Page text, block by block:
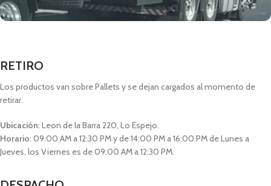
RETIRO
Los productos van sobre Pallets y se dejan cargados al momento de
retirar.
Ubicación: Leon de la Barra 220, Lo Espejo.
Horario: 09:00 AM a 12:30 PM y de 14:00 PM a 16:00 PM de Lunes a
Jueves, los Viernes es de 09:00 AM a 12:30 PM.